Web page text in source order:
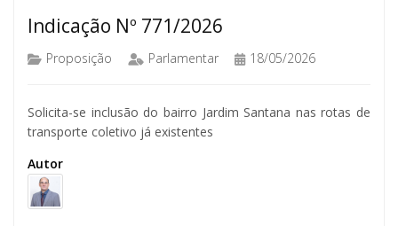
Indicação Nº 771/2026
Proposição Parlamentar 18/05/2026
Solicita-se inclusão do bairro Jardim Santana nas rotas de
transporte coletivo já existentes
Autor